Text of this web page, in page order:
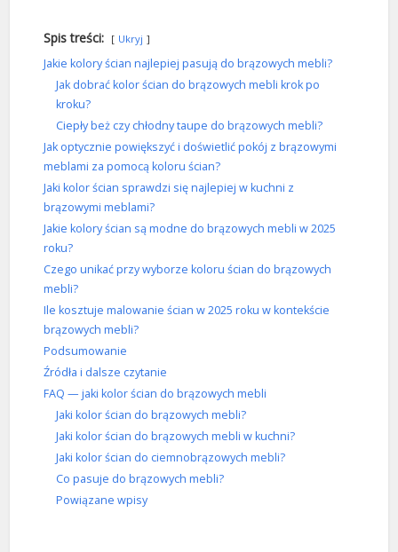
Spis treści: Ukryj
Jakie kolory ścian najlepiej pasują do brązowych mebli?
Jak dobrać kolor ścian do brązowych mebli krok po
kroku?
Ciepły beż czy chłodny taupe do brązowych mebli?
Jak optycznie powiększyć i doświetlić pokój z brązowymi
meblami za pomocą koloru ścian?
Jaki kolor ścian sprawdzi się najlepiej w kuchni z
brązowymi meblami?
Jakie kolory ścian są modne do brązowych mebli w 2025
roku?
Czego unikać przy wyborze koloru ścian do brązowych
mebli?
Ile kosztuje malowanie ścian w 2025 roku w kontekście
brązowych mebli?
Podsumowanie
Źródła i dalsze czytanie
FAQ — jaki kolor ścian do brązowych mebli
Jaki kolor ścian do brązowych mebli?
Jaki kolor ścian do brązowych mebli w kuchni?
Jaki kolor ścian do ciemnobrązowych mebli?
Co pasuje do brązowych mebli?
Powiązane wpisy